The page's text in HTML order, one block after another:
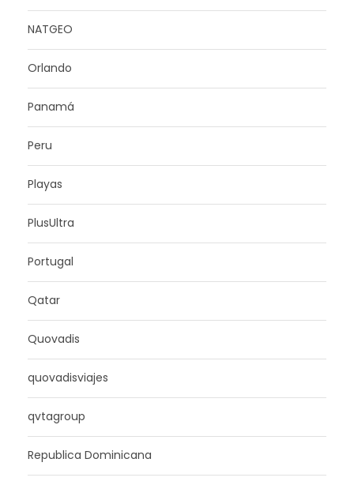
NATGEO
Orlando
Panamá
Peru
Playas
PlusUltra
Portugal
Qatar
Quovadis
quovadisviajes
qvtagroup
Republica Dominicana